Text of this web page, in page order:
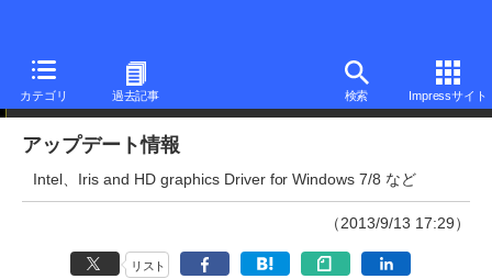
カテゴリ 過去記事 検索 Impressサイト
アップデート情報
アップデート情報
Intel、Iris and HD graphics Driver for Windows 7/8 など
（2013/9/13 17:29）
リスト